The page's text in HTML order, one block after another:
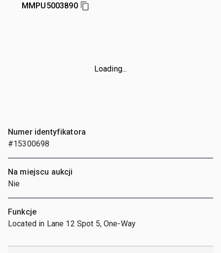
MMPU5003890
Loading...
Numer identyfikatora
#15300698
Na miejscu aukcji
Nie
Funkcje
Located in Lane 12 Spot 5, One-Way